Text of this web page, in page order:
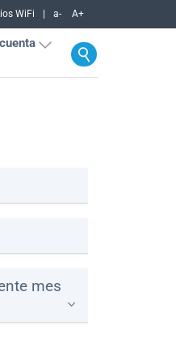
WiFi a- A+
mes